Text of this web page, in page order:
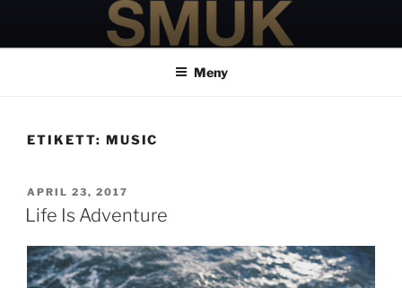
innehåll
Meny
ETIKETT: MUSIC
PUBLICERAT
APRIL 23, 2017
Life Is Adventure